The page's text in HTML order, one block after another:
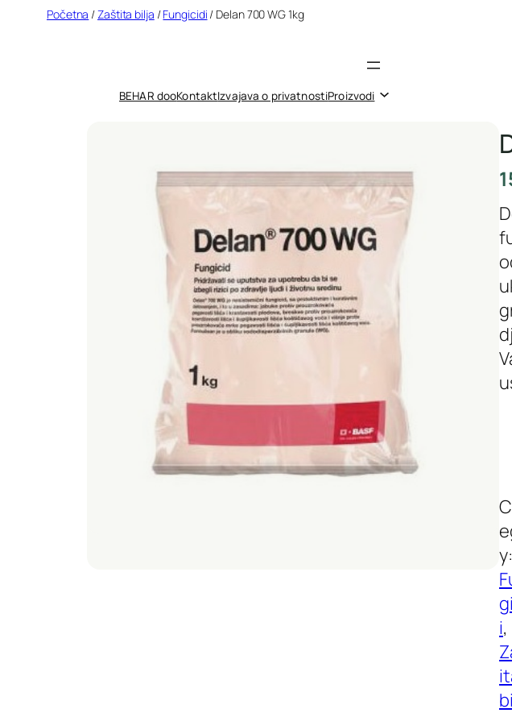
Početna /Zaštita bilja /Fungicidi / Delan 700 WG 1kg
BEHAR dooKontaktIzvajava o privatnostiProizvodi
y:
i